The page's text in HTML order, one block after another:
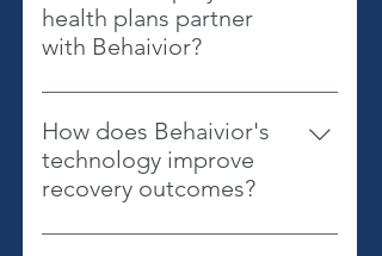
health plans partner
with Behaivior?
Behaivior offers tools and
resources to help organizations
support their employees' mental
health and recovery needs,
care delivery.
How does Behaivior's
technology improve
recovery outcomes?
Behaivior's technology leverages